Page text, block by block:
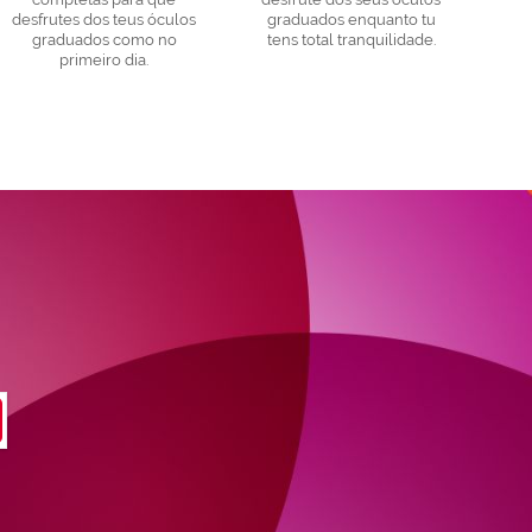
desfrutes dos teus óculos
graduados como no
primeiro dia.
graduados enquanto tu
tens total tranquilidade.